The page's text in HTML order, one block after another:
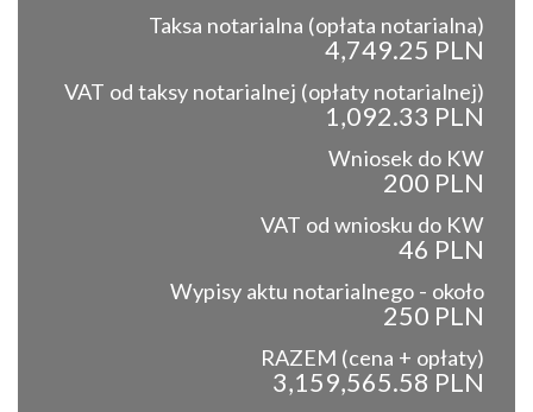
Taksa notarialna (opłata notarialna)
4,749.25 PLN
VAT od taksy notarialnej (opłaty notarialnej)
1,092.33 PLN
Wniosek do KW
200 PLN
VAT od wniosku do KW
46 PLN
Wypisy aktu notarialnego - około
250 PLN
RAZEM (cena + opłaty)
3,159,565.58 PLN